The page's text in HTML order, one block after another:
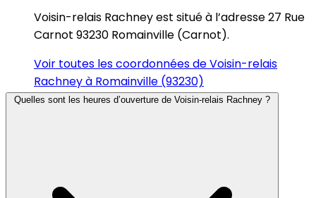
Voisin-relais Rachney est situé à l’adresse 27 Rue
Carnot 93230 Romainville (Carnot).
Voir toutes les coordonnées de Voisin-relais
Rachney à Romainville (93230)
Quelles sont les heures d’ouverture de Voisin-relais Rachney ?